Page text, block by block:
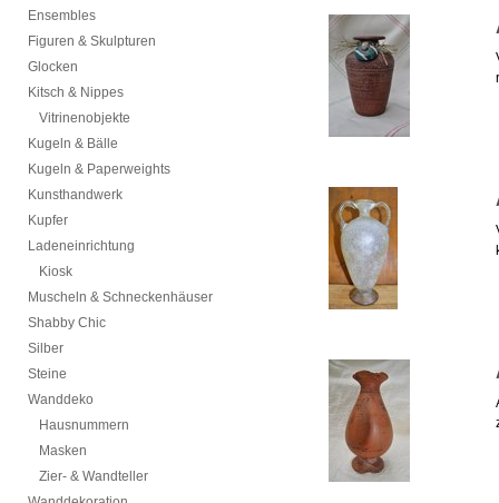
Ensembles
Figuren & Skulpturen
Glocken
Kitsch & Nippes
Vitrinenobjekte
Kugeln & Bälle
Kugeln & Paperweights
Kunsthandwerk
Kupfer
Ladeneinrichtung
Kiosk
Muscheln & Schneckenhäuser
Shabby Chic
Silber
Steine
Wanddeko
Hausnummern
Masken
Zier- & Wandteller